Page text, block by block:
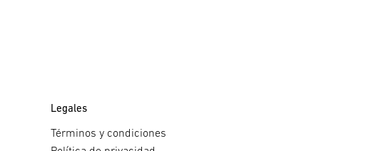
Legales
Términos y condiciones